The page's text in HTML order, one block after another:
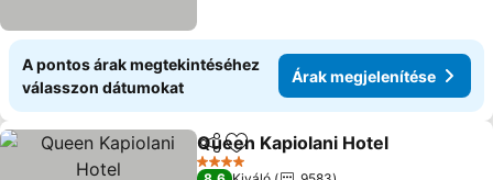
A pontos árak megtekintéséhez
válasszon dátumokat
Árak megjelenítése
Megosztás
Hozzáadás a kedvencekhez
Queen Kapiolani Hotel
4 Kategória